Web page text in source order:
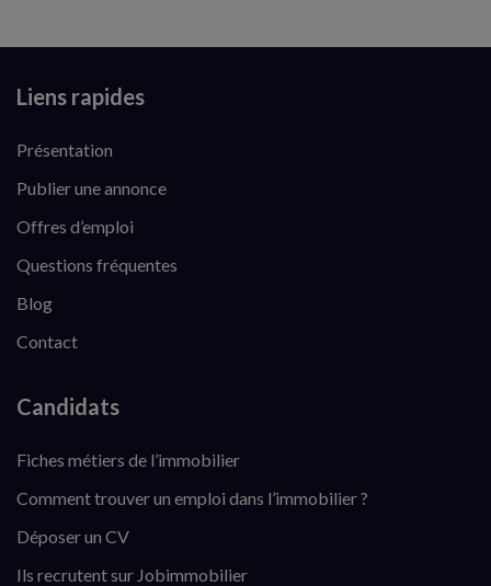
Liens rapides
Présentation
Publier une annonce
Offres d’emploi
Questions fréquentes
Blog
Contact
Candidats
Fiches métiers de l’immobilier
Comment trouver un emploi dans l’immobilier ?
Déposer un CV
Ils recrutent sur Jobimmobilier